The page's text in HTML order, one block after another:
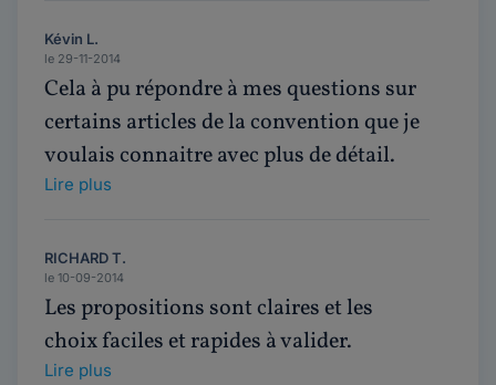
Kévin L.
le 29-11-2014
Cela à pu répondre à mes questions sur
certains articles de la convention que je
voulais connaitre avec plus de détail.
Lire plus
RICHARD T.
le 10-09-2014
Les propositions sont claires et les
choix faciles et rapides à valider.
Lire plus